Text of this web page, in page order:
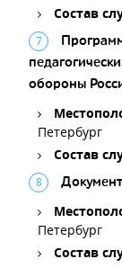
Состав
обороны
Петербург
Состав
Петербург
Состав